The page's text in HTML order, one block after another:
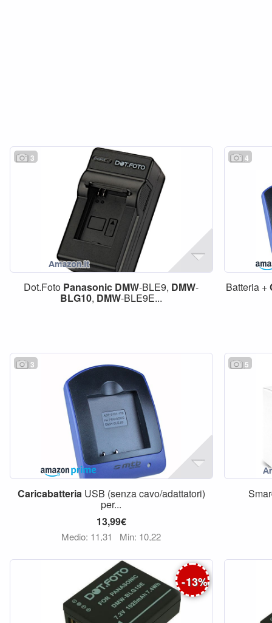
3
Dot.Foto Panasonic DMW-BLE9, DMW-
BLG10, DMW-BLE9E...
4
Batteria +
3
CaricabatteriaUSB (senza cavo/adattatori)
per...
13,99€
Medio: 11,31 Min: 10,22
5
-13%